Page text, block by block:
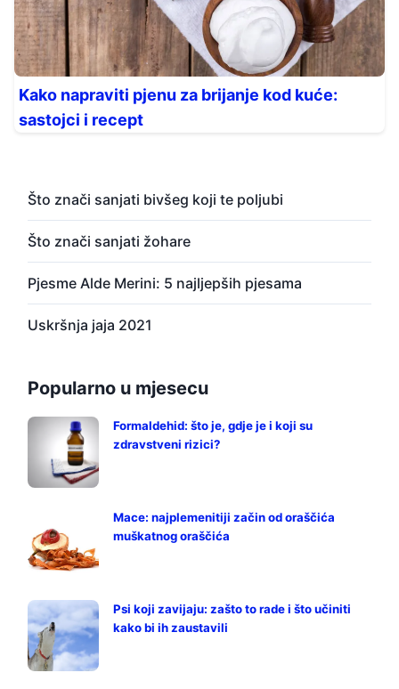
Kako napraviti pjenu za brijanje kod kuće:
sastojci i recept
Što znači sanjati bivšeg koji te poljubi
Što znači sanjati žohare
Pjesme Alde Merini: 5 najljepših pjesama
Uskršnja jaja 2021
Popularno u mjesecu
Formaldehid: što je, gdje je i koji su
zdravstveni rizici?
Mace: najplemenitiji začin od oraščića
muškatnog oraščića
Psi koji zavijaju: zašto to rade i što učiniti
kako bi ih zaustavili